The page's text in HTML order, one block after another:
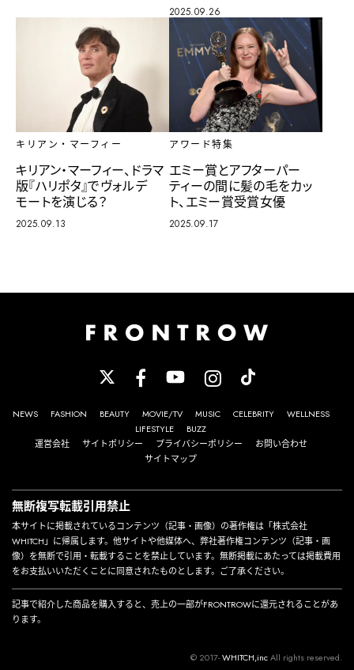
2025.09.26
キリアン・マーフィー
キリアン・マーフィー、ドラマ
版『ハリポタ』でヴォルデ
モートを演じる？
2025.09.13
アワード特集
エミー賞とアフターパー
ティーの間に髪の毛をカッ
ト、エミー賞受賞女優
2025.09.17
NEWS FASHION BEAUTY MOVIE/TV MUSIC CELEBRITY
WELLNESS
LIFESTYLE
BUZZ
運営会社
サイトポリシー プライバシーポリシー
お問い合わせ
サイトマップ
無断複写転載引用禁止
本サイトに掲載されているコンテンツ（記事・画像）の著作権は「株式会社
WHITCH」に帰属します。他サイトや他媒体へ、弊社著作権コンテンツ（記事・画
像）を無断で引用・転載することを禁止しています。無断掲載にあたっては掲載費用
をお支払いいただくことに同意されたものとします。ご了承ください。
記事で紹介した商品を購入すると、売上の一部がFRONTROWに還元されることがあ
ります。
© 2017-WHITCH,incAll rights reserved.